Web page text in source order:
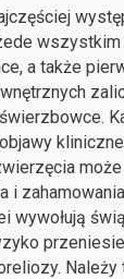
wszystkim
a także
i
wywołują
Należy